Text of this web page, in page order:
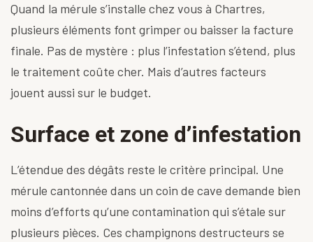
Quand la mérule s’installe chez vous à Chartres,
plusieurs éléments font grimper ou baisser la facture
finale. Pas de mystère : plus l’infestation s’étend, plus
le traitement coûte cher. Mais d’autres facteurs
jouent aussi sur le budget.
Surface et zone d’infestation
L’étendue des dégâts reste le critère principal. Une
mérule cantonnée dans un coin de cave demande bien
moins d’efforts qu’une contamination qui s’étale sur
plusieurs pièces. Ces champignons destructeurs se